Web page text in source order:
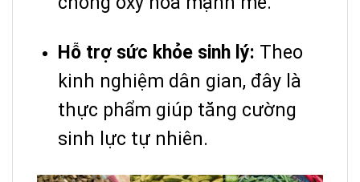
Hỗ trợ sức khỏe sinh lý: Theo
kinh nghiệm dân gian, đây là
thực phẩm giúp tăng cường
sinh lực tự nhiên.